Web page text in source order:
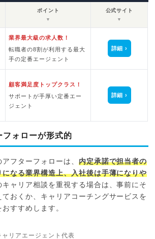
ポイント
▼
公式サイト
▼
業界最大級の求人数！
転職者の8割が利用する最大
手の定番エージェント
詳細
顧客満足度トップクラス！
サポートが手厚い定番エー
ジェント
詳細
フォローが形式的
フターフォローは、 内定承諾で担当者の
なる業界構造上、入社後は手薄になりや
キャリア相談を重視する場合は、事前にそ
おくか、キャリアコーチングサービスを
すすめします。
ャリアエージェント代表